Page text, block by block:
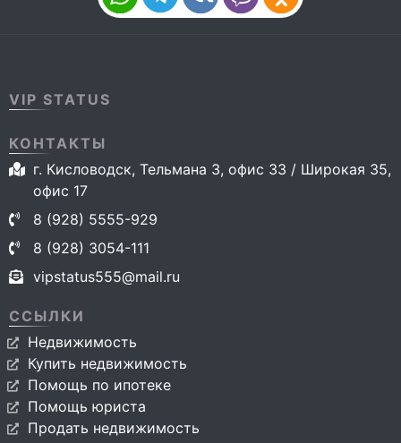
VIP STATUS
КОНТАКТЫ
г. Кисловодск, Тельмана 3, офис 33 / Широкая 35,
офис 17
8 (928) 5555-929
8 (928) 3054-111
vipstatus555@mail.ru
ССЫЛКИ
Недвижимость
Купить недвижимость
Помощь по ипотеке
Помощь юриста
Продать недвижимость